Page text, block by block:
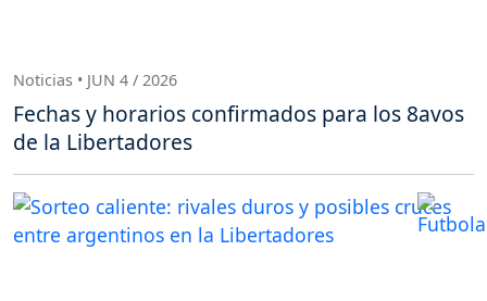
Noticias • JUN 4 / 2026
Fechas y horarios confirmados para los 8avos
de la Libertadores